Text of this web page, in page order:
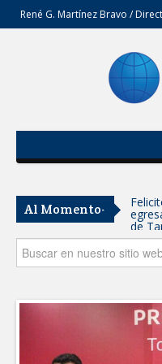
René G. Martínez Bravo /
Al Momento-
de